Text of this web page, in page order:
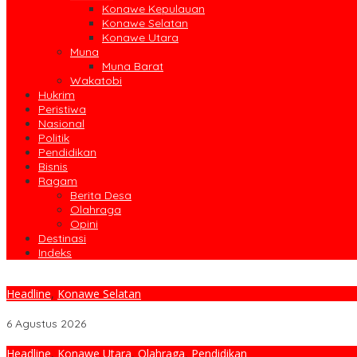
Konawe Kepulauan
Konawe Selatan
Konawe Utara
Muna
Muna Barat
Wakatobi
Hukrim
Peristiwa
Nasional
Politik
Pendidikan
Bisnis
Ragam
Berita Desa
Olahraga
Opini
Destinasi
Indeks
Headline, Konawe Selatan
6 Agustus 2026
Headline, Konawe Utara, Olahraga, Pendidikan